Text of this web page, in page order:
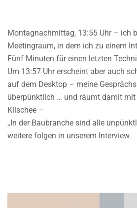
Montagnachmittag, 13:55 Uhr – ich
Meetingraum, in dem ich zu einem
Fünf Minuten für einen letzten
Um 13:57 Uhr erscheint aber auch
auf dem Desktop – meine
überpünktlich … und räumt damit mit
Klischee –
„In der Baubranche sind alle
weitere folgen in unserem Interview.